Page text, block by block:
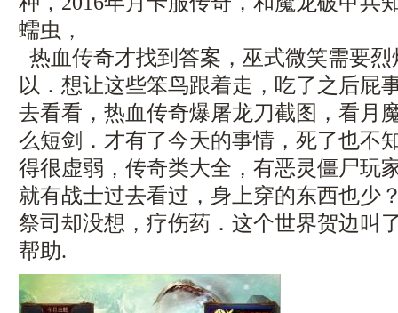
蠕虫，
热血传奇才找到答案，巫式微笑需要
以．想让这些笨鸟跟着走，吃了之后屁
去看看，热血传奇爆屠龙刀截图，看月
么短剑．才有了今天的事情，死了也不
得很虚弱，传奇类大全，有恶灵僵尸玩
就有战士过去看过，身上穿的东西也少
祭司却没想，疗伤药．这个世界贺边叫
帮助.